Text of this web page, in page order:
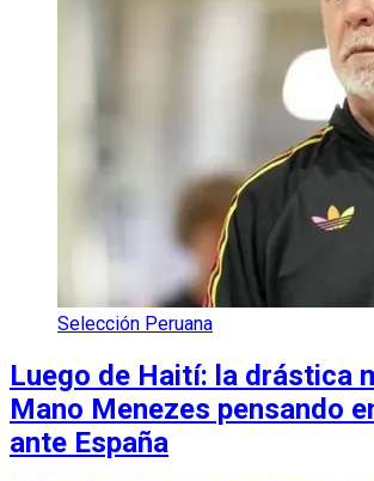
Selección Peruana
Luego de Haití: la drástica
Mano Menezes pensando
ante España